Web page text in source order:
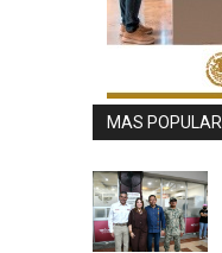
MAS POPULAR